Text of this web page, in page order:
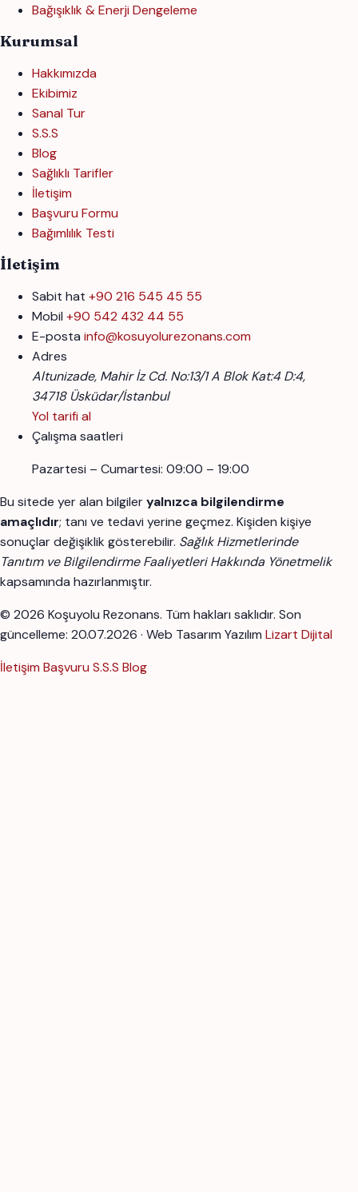
Bağışıklık & Enerji Dengeleme
Kurumsal
Hakkımızda
Ekibimiz
Sanal Tur
S.S.S
Blog
Sağlıklı Tarifler
İletişim
Başvuru Formu
Bağımlılık Testi
İletişim
Sabit hat +90 216 545 45 55
Mobil +90 542 432 44 55
E-posta info@kosuyolurezonans.com
Adres
Altunizade, Mahir İz Cd. No:13/1 A Blok Kat:4 D:4,
34718 Üsküdar/İstanbul
Yol tarifi al
Çalışma saatleri
Pazartesi – Cumartesi: 09:00 – 19:00
Bu sitede yer alan bilgileryalnızca bilgilendirme
amaçlıdır; tanı ve tedavi yerine geçmez. Kişiden kişiye
sonuçlar değişiklik gösterebilir. Sağlık Hizmetlerinde
Tanıtım ve Bilgilendirme Faaliyetleri Hakkında Yönetmelik
kapsamında hazırlanmıştır.
© 2026 Koşuyolu Rezonans. Tüm hakları saklıdır. Son
güncelleme: 20.07.2026 · Web Tasarım Yazılım Lizart Dijital
İletişim Başvuru S.S.S Blog